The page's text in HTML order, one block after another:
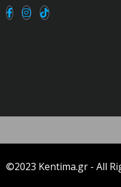
©2023 Kentima.gr - All